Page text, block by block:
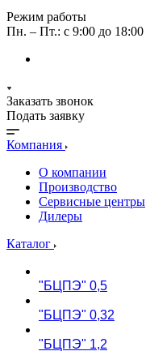
Режим работы
Пн. – Пт.: с 9:00 до 18:00
Заказать звонок
Подать заявку
Компания
О компании
Производство
Сервисные центры
Дилеры
Каталог
"БЦПЭ" 0,5
"БЦПЭ" 0,32
"БЦПЭ" 1,2